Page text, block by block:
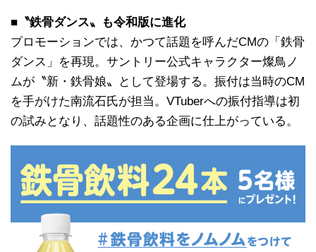
■〝鉄骨ダンス〟も令和版に進化
プロモーションでは、かつて話題を呼んだCMの「鉄骨
ダンス」を再現。サントリー公式キャラクター燦鳥ノ
ムが〝新・鉄骨娘〟として登場する。振付は当時のCM
を手がけた南流石氏が担当。VTuberへの振付指導は初
の試みとなり、話題性のある企画に仕上がっている。